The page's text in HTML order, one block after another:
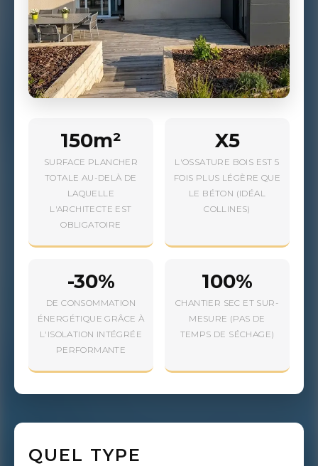
150m²
SURFACE PLANCHER
TOTALE AU-DELÀ DE
LAQUELLE
L'ARCHITECTE EST
OBLIGATOIRE
X5
L'OSSATURE BOIS EST 5
FOIS PLUS LÉGÈRE QUE
LE BÉTON (IDÉAL
COLLINES)
-30%
DE CONSOMMATION
ÉNERGÉTIQUE GRÂCE À
L'ISOLATION INTÉGRÉE
PERFORMANTE
100%
CHANTIER SEC ET SUR-
MESURE (PAS DE
TEMPS DE SÉCHAGE)
QUEL TYPE